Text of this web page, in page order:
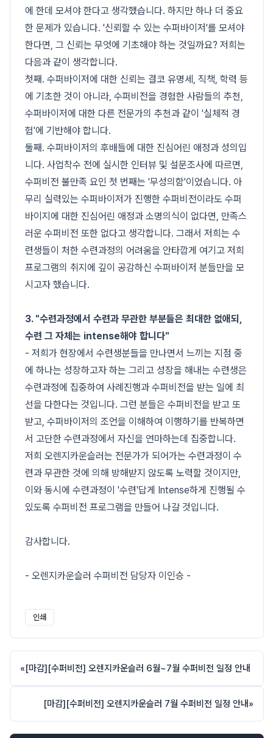
에 한데 모셔야 한다고 생각했습니다. 하지만 하나 더 중요
한 문제가 있습니다. '신뢰할 수 있는 수퍼바이저'를 모셔야
한다면, 그 신뢰는 무엇에 기초해야 하는 것일까요? 저희는
다음과 같이 생각합니다.
첫째. 수퍼바이저에 대한 신뢰는 결코 유명세, 직책, 학력 등
에 기초한 것이 아니라, 수퍼비전을 경험한 사람들의 추천,
수퍼바이저에 대한 다른 전문가의 추천과 같이 '실체적 경
험'에 기반해야 합니다.
둘째. 수퍼바이저의 후배들에 대한 진심어린 애정과 성의입
니다. 사업착수 전에 실시한 인터뷰 및 설문조사에 따르면,
수퍼비전 불만족 요인 첫 번째는 '무성의함'이었습니다. 아
무리 실력있는 수퍼바이저가 진행한 수퍼비전이라도 수퍼
바이지에 대한 진심어린 애정과 소명의식이 없다면, 만족스
러운 수퍼비전 또한 없다고 생각합니다. 그래서 저희는 수
련생들이 처한 수련과정의 어려움을 안타깝게 여기고 저희
프로그램의 취지에 깊이 공감하신 수퍼바이저 분들만을 모
시고자 했습니다.
3. "수련과정에서 수련과 무관한 부분들은 최대한 없애되,
수련 그 자체는 intense해야 합니다"
- 저희가 현장에서 수련생분들을 만나면서 느끼는 지점 중
에 하나는 성장하고자 하는 그리고 성장을 해내는 수련생은
수련과정에 집중하여 사례진행과 수퍼비전을 받는 일에 최
선을 다한다는 것입니다. 그런 분들은 수퍼비전을 받고 또
받고, 수퍼바이저의 조언을 이해하여 이행하기를 반복하면
서 고단한 수련과정에서 자신을 연마하는데 집중합니다.
저희 오렌지카운슬러는 전문가가 되어가는 수련과정이 수
련과 무관한 것에 의해 방해받지 않도록 노력할 것이지만,
이와 동시에 수련과정이 '수련'답게 Intense하게 진행될 수
있도록 수퍼비전 프로그램을 만들어 나갈 것입니다.
감사합니다.
- 오렌지카운슬러 수퍼비전 담당자 이인승 -
인쇄
«[마감][수퍼비전] 오렌지카운슬러 6월~7월 수퍼비전 일정 안내
[마감][수퍼비전] 오렌지카운슬러 7월 수퍼비전 일정 안내»